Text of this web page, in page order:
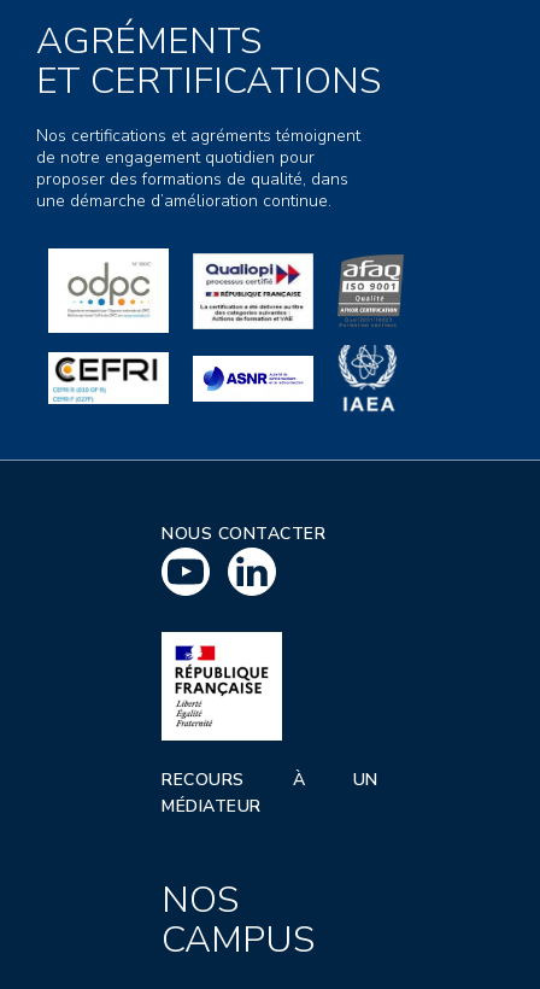
AGRÉMENTS
ET CERTIFICATIONS
Nos certifications et agréments témoignent
de notre engagement quotidien pour
proposer des formations de qualité, dans
une démarche d’amélioration continue.
NOUS CONTACTER
RECOURS À UN
MÉDIATEUR
NOS
CAMPUS